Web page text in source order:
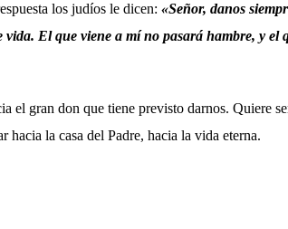
los judíos le dicen: «Señor, danos
vida. El que viene a mí no pasará hambre, y el
el gran don que tiene previsto darnos. Quiere
hacia la casa del Padre, hacia la vida eterna.